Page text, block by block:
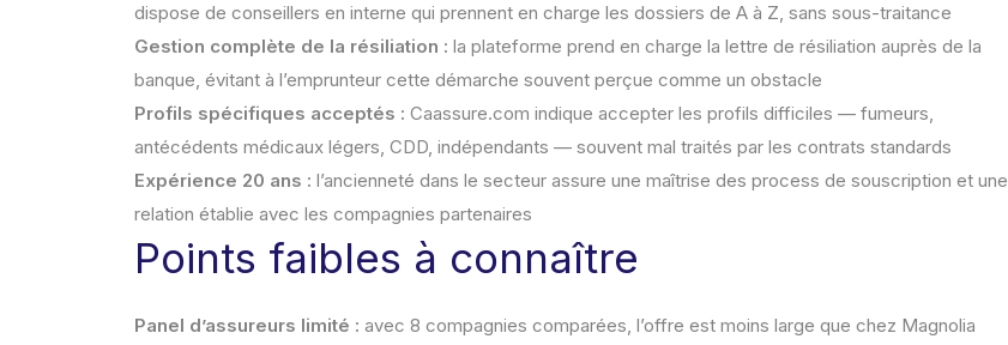
dispose de conseillers en interne qui prennent en charge les dossiers de A à Z, sans sous-traitance
Gestion complète de la résiliation : la plateforme prend en charge la lettre de résiliation auprès de la
banque, évitant à l’emprunteur cette démarche souvent perçue comme un obstacle
Profils spécifiques acceptés : Caassure.com indique accepter les profils difficiles — fumeurs,
antécédents médicaux légers, CDD, indépendants — souvent mal traités par les contrats standards
Expérience 20 ans : l’ancienneté dans le secteur assure une maîtrise des process de souscription et une
relation établie avec les compagnies partenaires
Points faibles à connaître
Panel d’assureurs limité : avec 8 compagnies comparées, l’offre est moins large que chez Magnolia